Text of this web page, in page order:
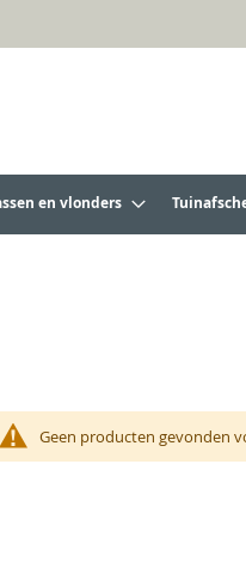
en vlonders
Geen producten gevonden